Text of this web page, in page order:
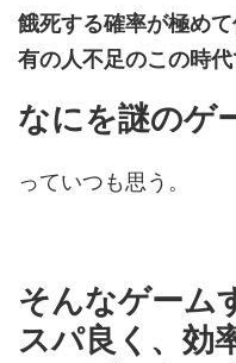
餓死する確率が極め
有の人不足のこの時代
なにを謎のゲ
っていつも思う。
そんなゲーム
スパ良く、効